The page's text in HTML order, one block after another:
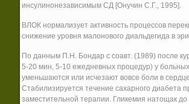
инсулинонезависимым СД [Онучин С.Г., 1995].
ВЛОК нормализует активность процессов
снижение уровня малонового диальдегида в
По данным П.Н. Бондар с соавт. (1989) после
5-20 мин, 5-10 ежедневных процедур) у
уменьшаются или исчезают вовсе боли в
Стабилизируется течение сахарного диабета
заместительной терапии. Гликемия натощак